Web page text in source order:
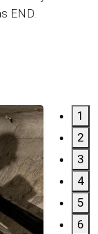
END.
1
2
3
4
5
6